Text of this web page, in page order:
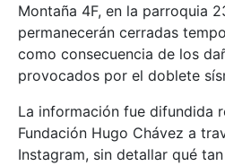
Montaña 4F, en la parroquia
permanecerán cerradas
como consecuencia de los
provocados por el doblete
La información fue difundida
Fundación Hugo Chávez a
Instagram, sin detallar qué